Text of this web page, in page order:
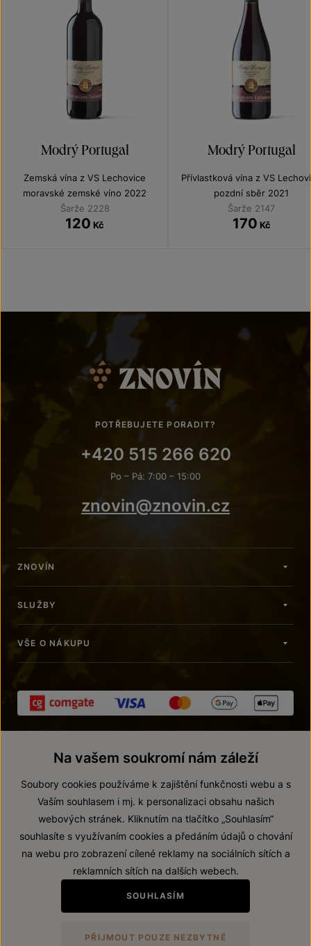
Modrý Portugal
Zemská vína z VS Lechovice
moravské zemské víno 2022
Šarže 2228
120 Kč
Modrý Portugal
Přívlastková vína z VS
pozdní sběr 2021
Šarže 2147
170 Kč
POTŘEBUJETE PORADIT?
+420 515 266 620
Po – Pá: 7:00 – 15:00
znovin@znovin.cz
ZNOVÍN
SLUŽBY
VŠE O NÁKUPU
© 2026 ZNOVÍN ZNOJMO, a. s.
Prohlášení o přístupnosti
Zákaz prodeje alkoholických nápojů osobám mladším 18 let.
VytvořilwebProgress
Na vašem soukromí nám záleží
Soubory cookies používáme k zajištění funkčnosti webu a s
Vaším souhlasem i mj. k personalizaci obsahu našich
webových stránek. Kliknutím na tlačítko „Souhlasím“
souhlasíte s využívaním cookies a předáním údajů o chování
na webu pro zobrazení cílené reklamy na sociálních sítích a
reklamních sítích na dalších webech.
SOUHLASÍM
PŘIJMOUT POUZE NEZBYTNÉ